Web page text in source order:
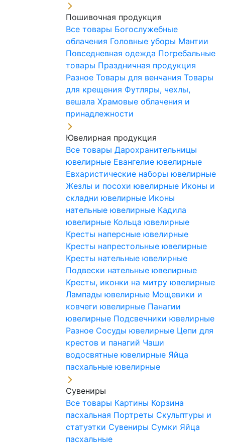
Пошивочная продукция
Все товары Богослужебные
облачения Головные уборы Мантии
Повседневная одежда Погребальные
товары Праздничная продукция
Разное Товары для венчания Товары
для крещения Футляры, чехлы,
вешала Храмовые облачения и
принадлежности
Ювелирная продукция
Все товары Дарохранительницы
ювелирные Евангелие ювелирные
Евхаристические наборы ювелирные
Жезлы и посохи ювелирные Иконы и
складни ювелирные Иконы
нательные ювелирные Кадила
ювелирные Кольца ювелирные
Кресты наперсные ювелирные
Кресты напрестольные ювелирные
Кресты нательные ювелирные
Подвески нательные ювелирные
Кресты, иконки на митру ювелирные
Лампады ювелирные Мощевики и
ковчеги ювелирные Панагии
ювелирные Подсвечники ювелирные
Разное Сосуды ювелирные Цепи для
крестов и панагий Чаши
водосвятные ювелирные Яйца
пасхальные ювелирные
Сувениры
Все товары Картины Корзина
пасхальная Портреты Скульптуры и
статуэтки Сувениры Сумки Яйца
пасхальные